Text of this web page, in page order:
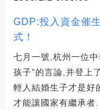
GDP:投入資金催
式！
七月一號,杭州一位
孩子”的言論,并登上
輕人結婚生子才是好
才能讓國家有繼承者.